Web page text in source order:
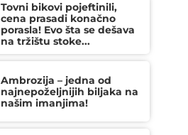
Tovni bikovi pojeftinili,
cena prasadi konačno
porasla! Evo šta se dešava
na tržištu stoke...
Ambrozija – jedna od
najnepoželjnijih biljaka na
našim imanjima!